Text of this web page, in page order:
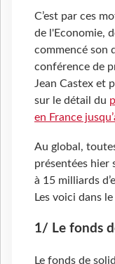
C’est par ces
de l'Economie,
commencé son
conférence de
Jean Castex et
sur le détail du
en France
Au global,
présentées hier
à 15 milliards
Les voici dans
1/ Le fonds
Le fonds de